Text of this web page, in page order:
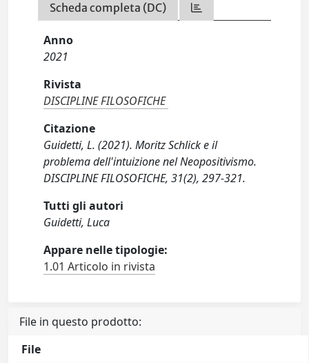
Scheda completa (DC)
Anno
2021
Rivista
DISCIPLINE FILOSOFICHE
Citazione
Guidetti, L. (2021). Moritz Schlick e il
problema dell'intuizione nel Neopositivismo.
DISCIPLINE FILOSOFICHE, 31(2), 297-321.
Tutti gli autori
Guidetti, Luca
Appare nelle tipologie:
1.01 Articolo in rivista
File in questo prodotto:
File